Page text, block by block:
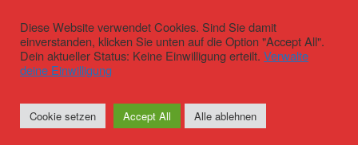
Diese Website verwendet Cookies. Sind Sie damit
einverstanden, klicken Sie unten auf die Option "Accept All".
Dein aktueller Status: Keine Einwilligung erteilt. Verwalte
deine Einwilligung
Cookie setzen Accept All Alle ablehnen